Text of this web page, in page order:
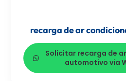
recarga de ar
Solicitar recarga de
automotivo via